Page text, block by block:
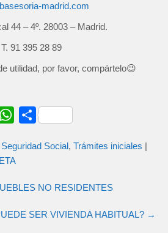
madrid.com
44 – 4º. 28003 – Madrid.
T. 91 395 28 89
utilidad, por favor, compártelo😉
W
a
t
s
p
C
m
a
t
Seguridad Social, Trámites iniciales |
NO RESIDENTES
SER VIVIENDA HABITUAL? →